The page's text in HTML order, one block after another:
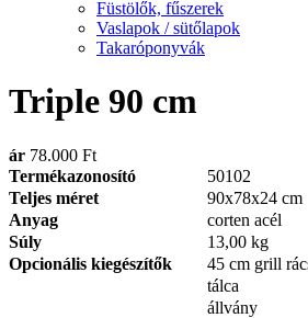
Füstölők, fűszerek
Vaslapok / sütőlapok
Takaróponyvák
Triple 90 cm
ár 78.000 Ft
Termékazonosító
50102
Teljes méret
90x78x24 cm
Anyag
corten acél
Súly
13,00 kg
Opcionális kiegészítők
45 cm grill
tálca
állvány